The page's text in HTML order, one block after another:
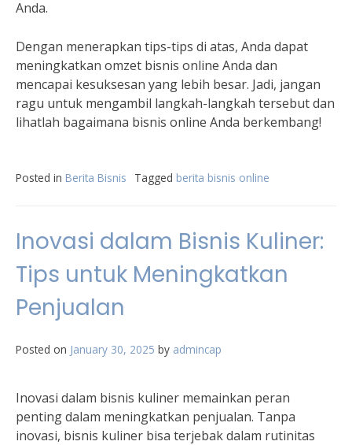
Anda.
Dengan menerapkan tips-tips di atas, Anda dapat
meningkatkan omzet bisnis online Anda dan
mencapai kesuksesan yang lebih besar. Jadi, jangan
ragu untuk mengambil langkah-langkah tersebut dan
lihatlah bagaimana bisnis online Anda berkembang!
Posted in Berita Bisnis Tagged berita bisnis online
Inovasi dalam Bisnis Kuliner:
Tips untuk Meningkatkan
Penjualan
Posted on January 30, 2025 by admincap
Inovasi dalam bisnis kuliner memainkan peran
penting dalam meningkatkan penjualan. Tanpa
inovasi, bisnis kuliner bisa terjebak dalam rutinitas